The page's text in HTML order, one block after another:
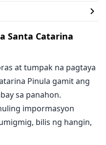
Santa Catarina
at tumpak na pagtaya
Pinula gamit ang
sa panahon.
impormasyon
bilis ng hangin,